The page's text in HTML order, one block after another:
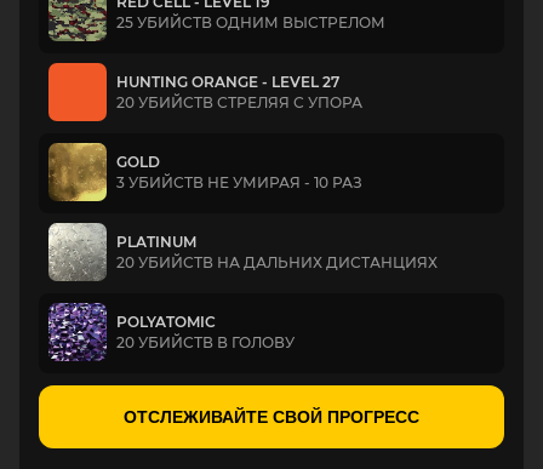
25 УБИЙСТВ ОДНИМ ВЫСТРЕЛОМ
HUNTING ORANGE - LEVEL 27
20 УБИЙСТВ СТРЕЛЯЯ С УПОРА
GOLD
3 УБИЙСТВ НЕ УМИРАЯ - 10 РАЗ
PLATINUM
20 УБИЙСТВ НА ДАЛЬНИХ ДИСТАНЦИЯХ
POLYATOMIC
20 УБИЙСТВ В ГОЛОВУ
ОТСЛЕЖИВАЙТЕ СВОЙ ПРОГРЕСС